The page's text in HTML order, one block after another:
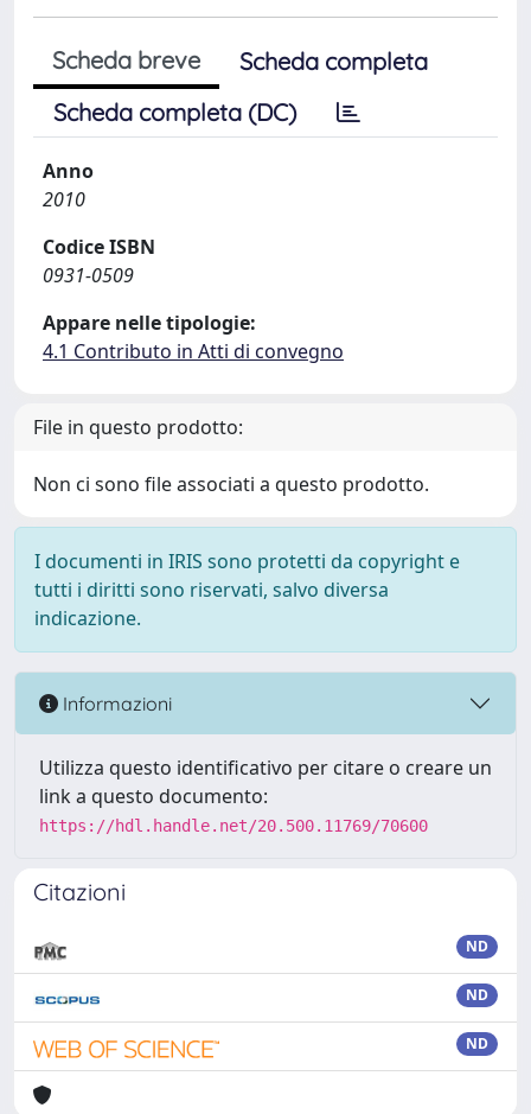
Scheda breve
Scheda completa
Scheda completa (DC)
Anno
2010
Codice ISBN
0931-0509
Appare nelle tipologie:
4.1 Contributo in Atti di convegno
File in questo prodotto:
Non ci sono file associati a questo prodotto.
I documenti in IRIS sono protetti da copyright e
tutti i diritti sono riservati, salvo diversa
indicazione.
Informazioni
Utilizza questo identificativo per citare o creare un
link a questo documento:
https://hdl.handle.net/20.500.11769/70600
Citazioni
ND
ND
ND